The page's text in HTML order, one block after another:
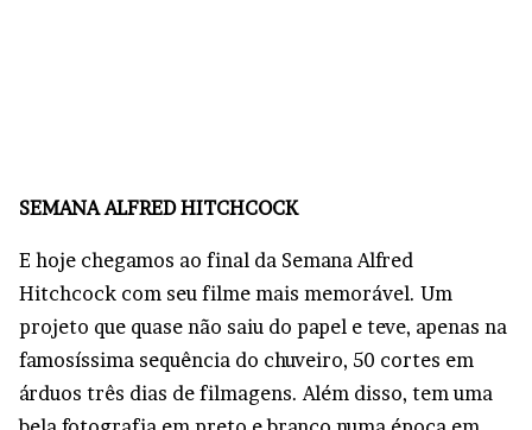
SEMANA ALFRED HITCHCOCK
E hoje chegamos ao final da Semana Alfred
Hitchcock com seu filme mais memorável. Um
projeto que quase não saiu do papel e teve, apenas na
famosíssima sequência do chuveiro, 50 cortes em
árduos três dias de filmagens. Além disso, tem uma